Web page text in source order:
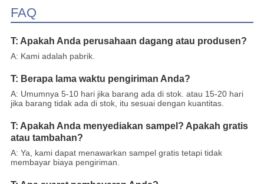
FAQ
T: Apakah Anda perusahaan dagang atau produsen?
A: Kami adalah pabrik.
T: Berapa lama waktu pengiriman Anda?
A: Umumnya 5-10 hari jika barang ada di stok. atau 15-20 hari
jika barang tidak ada di stok, itu sesuai dengan kuantitas.
T: Apakah Anda menyediakan sampel? Apakah gratis
atau tambahan?
A: Ya, kami dapat menawarkan sampel gratis tetapi tidak
membayar biaya pengiriman.